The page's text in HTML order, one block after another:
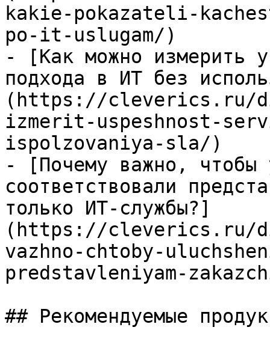
kakie-pokazateli-
po-it-uslugam/)
- [Как можно измерить
подхода в ИТ без
(https://cleverics.ru/
izmerit-uspeshnost-
ispolzovaniya-sla/)
- [Почему важно, чтобы
соответствовали
только ИТ-службы?]
(https://cleverics.ru/
vazhno-chtoby-
predstavleniyam-
## Рекомендуемые